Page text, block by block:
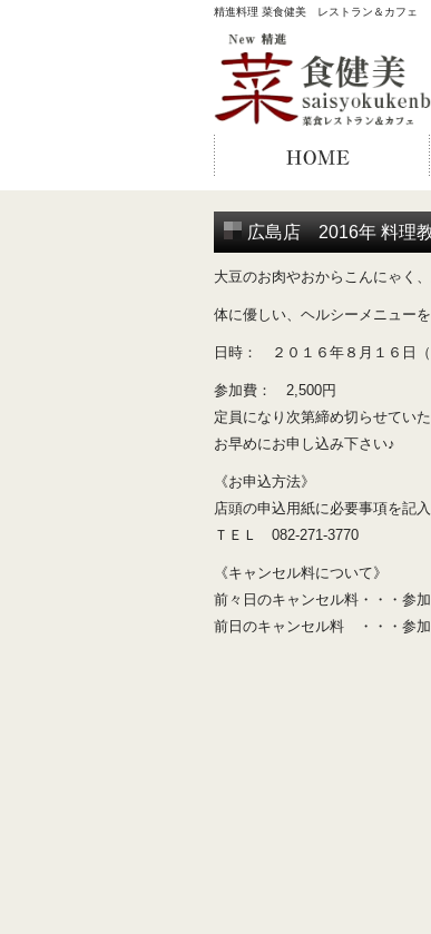
精進料理 菜食健美 レストラン＆カフェ
広島店 2016年 料理
大豆のお肉やおからこんにゃく
体に優しい、ヘルシーメニュー
日時： ２０１６年８月１６日
参加費： 2,500円
定員になり次第締め切らせてい
お早めにお申し込み下さい♪
《お申込方法》
店頭の申込用紙に必要事項を記
ＴＥＬ 082-271-3770
《キャンセル料について》
前々日のキャンセル料・・・参
前日のキャンセル料 ・・・参加